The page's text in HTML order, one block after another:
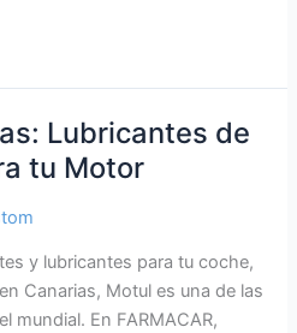
Lubricantes de
tu Motor
y lubricantes para tu coche,
Canarias, Motul es una de las
mundial. En FARMACAR,